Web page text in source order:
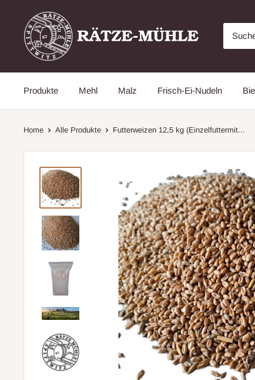
Rätze
Mühle
Online
aus
Produkte Mehl Malz Frisch-Ei-Nudeln
Home Alle Produkte Futterweizen 12,5 kg (Einzelfuttermit...